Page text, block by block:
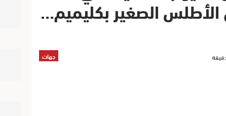
الصغير بكليميم…
جهات